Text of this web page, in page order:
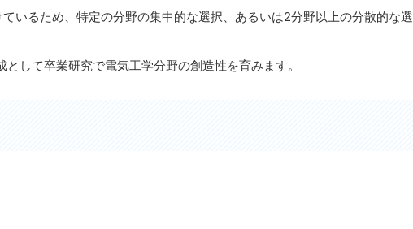
いるため、特定の分野の集中的な選択、あるいは2分野以上の分散的な選
して卒業研究で電気工学分野の創造性を育みます。